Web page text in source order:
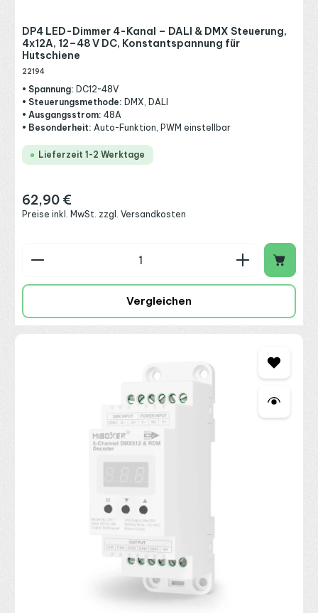
DP4 LED-Dimmer 4-Kanal – DALI & DMX Steuerung,
4x12A, 12–48 V DC, Konstantspannung für
Hutschiene
22194
• Spannung: DC12~48V
• Steuerungsmethode: DMX, DALI
• Ausgangsstrom: 48A
• Besonderheit: Auto-Funktion, PWM einstellbar
Lieferzeit 1-2 Werktage
Regulärer Preis:
62,90 €
Preise inkl. MwSt. zzgl. Versandkosten
Produkt Anzahl: Gib den gewünschten Wert
Vergleichen